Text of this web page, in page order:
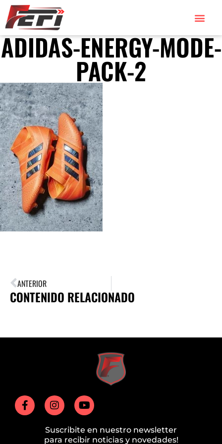
ADIDAS-ENERGY-MODE-
PACK-2
ANTERIOR
CONTENIDO RELACIONADO
Suscribite en nuestro newsletter
para recibir noticias y novedades!